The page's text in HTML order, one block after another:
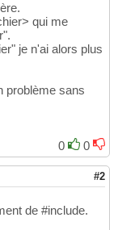
qui me
je n'ai alors plus
problème sans
0
0
#2
de #include.